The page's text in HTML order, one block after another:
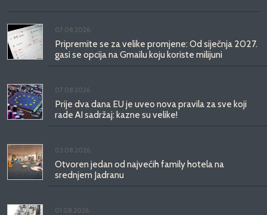
07.08.2026.
Pripremite se za velike promjene: Od siječnja 2027.
gasi se opcija na Gmailu koju koriste milijuni
07.08.2026.
Prije dva dana EU je uveo nova pravila za sve koji
rade AI sadržaj: kazne su velike!
03.08.2026.
Otvoren jedan od najvećih family hotela na
srednjem Jadranu
01.08.2026.